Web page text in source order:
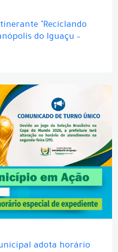
"Reciclando
do Iguaçu –
adota horário